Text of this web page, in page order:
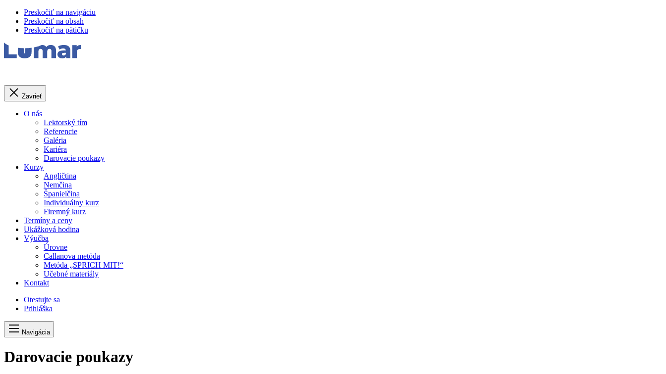
Preskočiť na navigáciu
Preskočiť na obsah
Preskočiť na pätičku
Zavrieť
O nás
Lektorský tím
Referencie
Galéria
Kariéra
Darovacie poukazy
Kurzy
Angličtina
Nemčina
Španielčina
Individuálny kurz
Firemný kurz
Termíny a ceny
Ukážková hodina
Výučba
Úrovne
Callanova metóda
Metóda „SPRICH MIT!“
Učebné materiály
Kontakt
Otestujte sa
Prihláška
Navigácia
Darovacie poukazy